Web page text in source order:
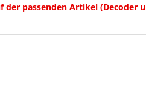
der passenden Artikel (Decoder